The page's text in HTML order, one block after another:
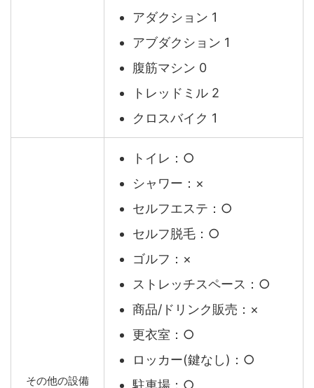
アダクション 1
アブダクション 1
腹筋マシン 0
トレッドミル 2
クロスバイク 1
その他の設備
トイレ：○
シャワー：×
セルフエステ：○
セルフ脱毛：○
ゴルフ：×
ストレッチスペース：○
商品/ドリンク販売：×
更衣室：○
ロッカー(鍵なし)：○
駐車場：○